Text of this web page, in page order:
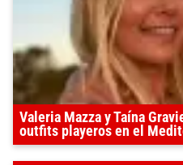
Valeria Mazza y Taína
outfits playeros en el